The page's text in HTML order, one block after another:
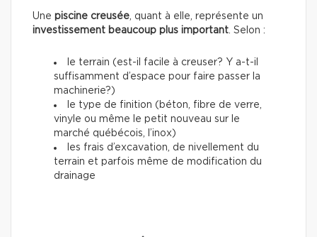
Une piscine creusée, quant à elle, représente un
investissement beaucoup plus important. Selon :
le terrain (est-il facile à creuser? Y a-t-il
suffisamment d’espace pour faire passer la
machinerie?)
le type de finition (béton, fibre de verre,
vinyle ou même le petit nouveau sur le
marché québécois, l’inox)
les frais d’excavation, de nivellement du
terrain et parfois même de modification du
drainage